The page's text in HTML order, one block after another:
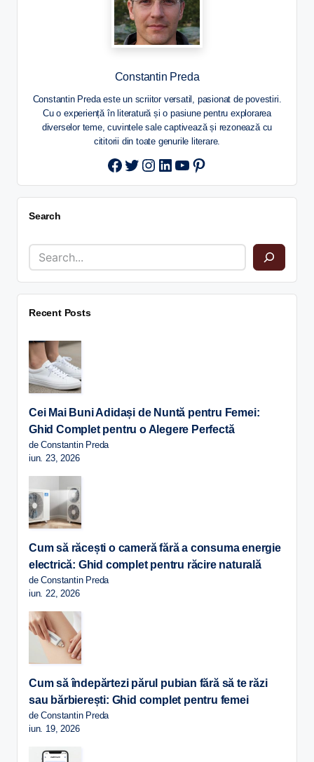
Constantin Preda
Constantin Preda este un scriitor versatil, pasionat de povestiri.
Cu o experiență în literatură și o pasiune pentru explorarea
diverselor teme, cuvintele sale captivează și rezonează cu
cititorii din toate genurile literare.
Twitter
Instagram
LinkedIn
YouTube
Pinterest
Search
Recent Posts
Cei Mai Buni Adidași de Nuntă pentru Femei:
Ghid Complet pentru o Alegere Perfectă
de Constantin Preda
iun. 23, 2026
Cum să răcești o cameră fără a consuma energie
electrică: Ghid complet pentru răcire naturală
de Constantin Preda
iun. 22, 2026
Cum să îndepărtezi părul pubian fără să te răzi
sau bărbierești: Ghid complet pentru femei
de Constantin Preda
iun. 19, 2026